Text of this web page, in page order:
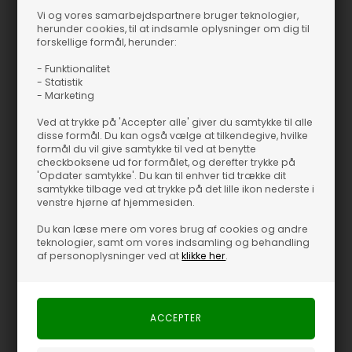
Vi og vores samarbejdspartnere bruger teknologier,
herunder cookies, til at indsamle oplysninger om dig til
forskellige formål, herunder:
- Funktionalitet
- Statistik
- Marketing
Ved at trykke på 'Accepter alle' giver du samtykke til alle
disse formål. Du kan også vælge at tilkendegive, hvilke
formål du vil give samtykke til ved at benytte
checkboksene ud for formålet, og derefter trykke på
'Opdater samtykke'. Du kan til enhver tid trække dit
samtykke tilbage ved at trykke på det lille ikon nederste i
venstre hjørne af hjemmesiden.
Du kan læse mere om vores brug af cookies og andre
teknologier, samt om vores indsamling og behandling
af personoplysninger ved atklikke her.
og tværs. Brug den sammen med en trenchcoat for et skarpt og
sofistikeret udtryk, eller match den med en denimjakke, når stilen
skal være mere afslappet. Hatten fungerer til både hverdag og
særlige anledninger, og den neutrale tone gør den let at sætte
sammen med stort set alle farver i skabet.
Allesandra Hat er skabt til at give dit outfit det sidste, afgørende
touch. Pasformen opleves typisk behagelig, så du kan have den
på i timevis uden at gå på kompromis med komforten. Sort er
på én gang tidløst og nutidigt, så hatten glider naturligt ind i din
eksisterende stil. Samtidig er den en smart måde at beskytte sig
mod sol og køligere dage.
"Hést - Allesandra Hat - Jet Black" er mere end blot en hat; den
signalerer personlig stil og selvsikkerhed. På vej til job, til middag